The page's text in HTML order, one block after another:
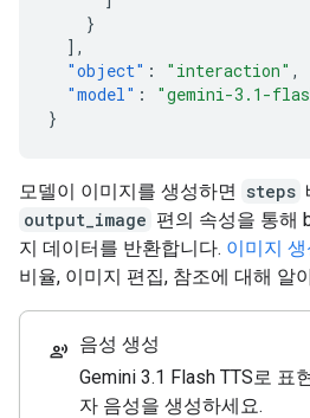
}
],
"object" : "interaction" ,
"model" : "gemini-3.1-
}
모델이 이미지를 생성하면 steps
output_image 편의 속성을 통해
지 데이터를 반환합니다. 이미지
비율, 이미지 편집, 참조에 대해 알
record_voice_over 음성 생성
Gemini 3.1 Flash TTS로 표
자 음성을 생성하세요.